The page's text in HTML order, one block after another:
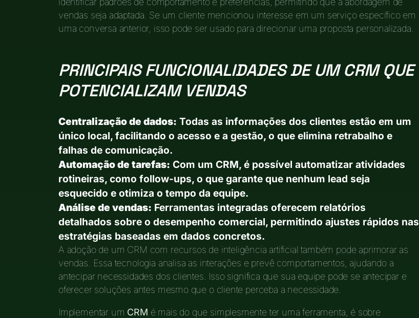
vendas seja adaptada. Se um cliente mencionou interesse em um serviço específico em
uma conversa anterior, isso pode ser usado para direcionar uma proposta personalizada.
PRINCIPAIS FUNCIONALIDADES DE UM CRM QUE
POTENCIALIZAM VENDAS
Centralização de dados: Todas as informações dos clientes estão em um
único local, facilitando o acesso e a gestão, o que elimina retrabalho e
falhas de comunicação.
Automação de tarefas: Com um CRM, é possível automatizar atividades
rotineiras, como follow-ups, o que garante que nenhum lead seja
esquecido e otimiza o tempo da equipe.
Análise de vendas: Ferramentas integradas oferecem relatórios
detalhados sobre o desempenho comercial, permitindo ajustes rápidos nas
estratégias baseadas em dados concretos.
A adoção de um CRM com recursos de inteligência artificial também pode aprimorar as
vendas. Essa tecnologia analisa as interações e prevê comportamentos, ajudando a
antecipar necessidades dos clientes. Isso significa que sua equipe pode se antecipar e
oferecer soluções antes mesmo que o cliente perceba a necessidade.
Implementar um CRM é mais do que simplesmente ter uma ferramenta, é sobre